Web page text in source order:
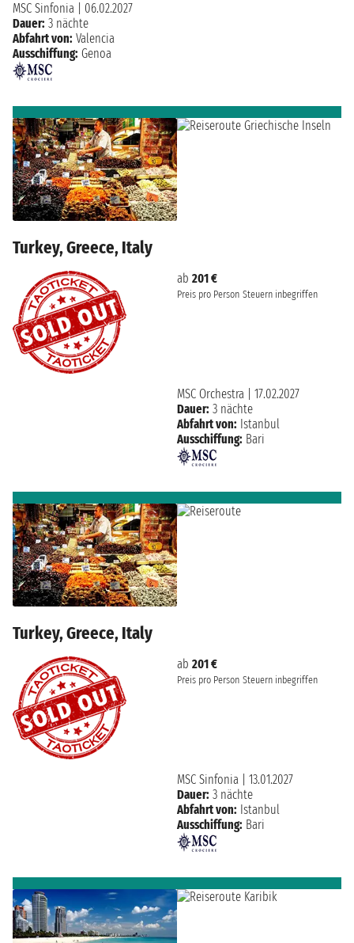
MSC Sinfonia
06.02.2027
Dauer: 3 nächte
Abfahrt von: Valencia
Ausschiffung: Genoa
Turkey, Greece, Italy
ab 201 €
Preis pro Person Steuern inbegriffen
MSC Orchestra
17.02.2027
Dauer: 3 nächte
Abfahrt von: Istanbul
Ausschiffung: Bari
Turkey, Greece, Italy
ab 201 €
Preis pro Person Steuern inbegriffen
MSC Sinfonia
13.01.2027
Dauer: 3 nächte
Abfahrt von: Istanbul
Ausschiffung: Bari